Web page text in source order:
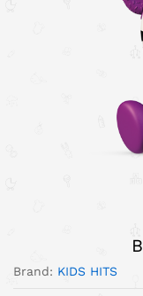
Brand: KIDS HITS